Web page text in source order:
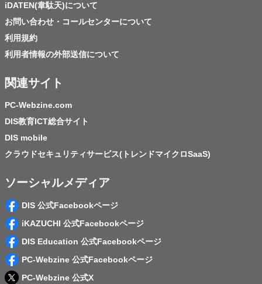
iDATEN(韋駄天)について
お問い合わせ・コールセンターについて
利用規約
利用者情報の外部送信について
関連サイト
PC-Webzine.com
DIS教育ICT総合サイト
DIS mobile
クラウドセキュリティサービス(トレンドマイクロSaaS)
ソーシャルメディア
DIS 公式Facebookページ
iKAZUCHI 公式Facebookページ
DIS Education 公式Facebookページ
PC-Webzine 公式Facebookページ
PC-Webzine 公式X